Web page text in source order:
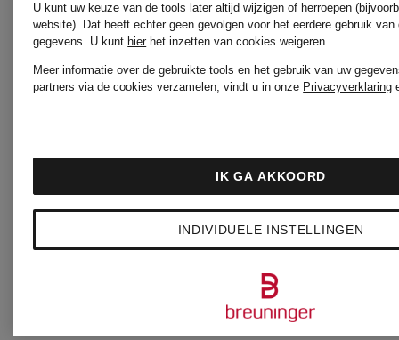
arche
arena
ariane ernst
U kunt uw keuze van de tools later altijd wijzigen of herroepen
website). Dat heeft echter geen gevolgen voor het eerdere gebruik van
gegevens. U kunt hierhet inzetten van cookies weigeren.
Meer informatie over de gebruikte tools en het gebruik van uw
partners via de cookies verzamelen, vindt u in onze Privacyverklaring
INDIVIDUELE INSTELLINGEN
IK GA AKKOORD